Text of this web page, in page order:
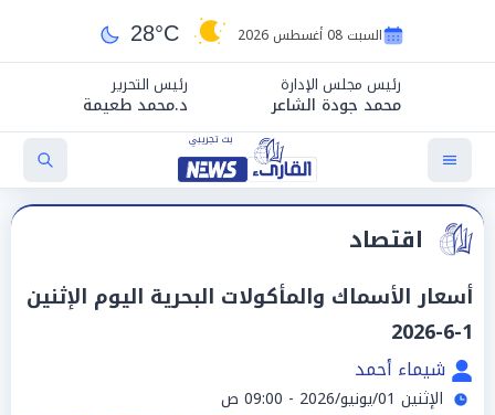
السبت 08 أغسطس 2026 28°C
رئيس مجلس الإدارة
محمد جودة الشاعر
رئيس التحرير
د.محمد طعيمة
اقتصاد
أسعار الأسماك والمأكولات البحرية اليوم الإثنين
1-6-2026
شيماء أحمد
الإثنين 01/يونيو/2026 - 09:00 ص